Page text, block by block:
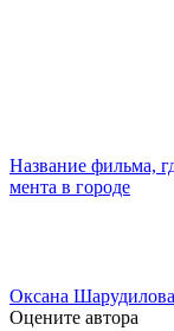
Название фильма,
мента в городе
Оксана Шарудилова
Оцените автора